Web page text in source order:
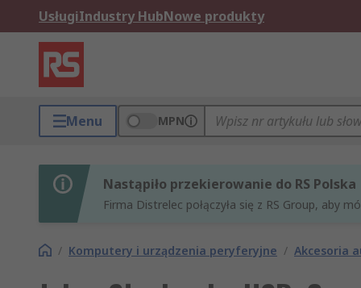
UsługiIndustry HubNowe produkty
Menu MPN
Nastąpiło przekierowanie do RS Polska
Firma Distrelec połączyła się z RS Group, aby
/ Komputery i urządzenia peryferyjne / Akcesoria